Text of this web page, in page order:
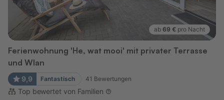
ab 69 € pro Nacht
Ferienwohnung 'He, wat mooi' mit privater Terrasse
und Wlan
9,9 Fantastisch 41 Bewertungen
Top bewertet von Familien